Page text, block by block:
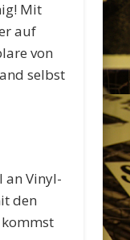
Mit
auf
von
selbst
an Vinyl-
den